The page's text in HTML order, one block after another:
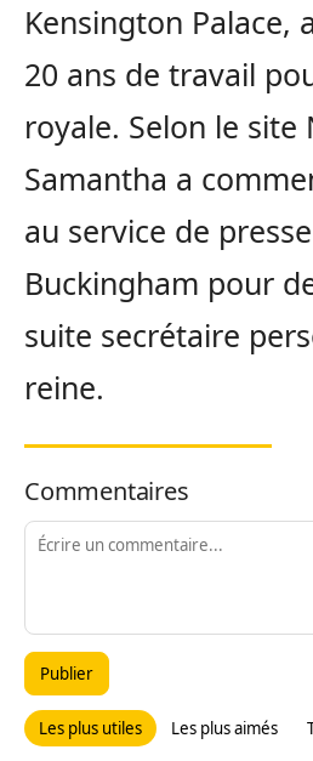
Kensington Palace,
20 ans de travail
royale. Selon le site
Samantha a
au service de
Buckingham pour
suite secrétaire
reine.
Commentaires
Publier
Les plus utiles Les plus aimés